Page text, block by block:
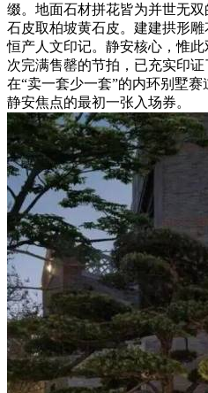
缀。地面石材拼花皆为并世无
石皮取柏坡黄石皮。建建拱形
恒产人文印记。静安核心，惟
次完满售罄的节拍，已充实印
在“卖一套少一套”的内环别墅
静安焦点的最初一张入场券。